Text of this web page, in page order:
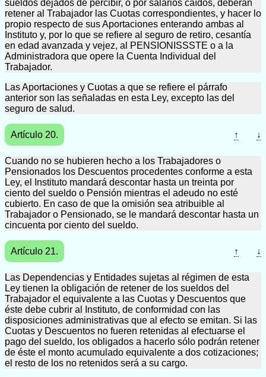
sueldos dejados de percibir, o por salarios caídos, deberán
retener al Trabajador las Cuotas correspondientes, y hacer lo
propio respecto de sus Aportaciones enterando ambas al
Instituto y, por lo que se refiere al seguro de retiro, cesantía
en edad avanzada y vejez, al PENSIONISSSTE o a la
Administradora que opere la Cuenta Individual del
Trabajador.
Las Aportaciones y Cuotas a que se refiere el párrafo
anterior son las señaladas en esta Ley, excepto las del
seguro de salud.
Artículo 20. ↑ ↓
Cuando no se hubieren hecho a los Trabajadores o
Pensionados los Descuentos procedentes conforme a esta
Ley, el Instituto mandará descontar hasta un treinta por
ciento del sueldo o Pensión mientras el adeudo no esté
cubierto. En caso de que la omisión sea atribuible al
Trabajador o Pensionado, se le mandará descontar hasta un
cincuenta por ciento del sueldo.
Artículo 21. ↑ ↓
Las Dependencias y Entidades sujetas al régimen de esta
Ley tienen la obligación de retener de los sueldos del
Trabajador el equivalente a las Cuotas y Descuentos que
éste debe cubrir al Instituto, de conformidad con las
disposiciones administrativas que al efecto se emitan. Si las
Cuotas y Descuentos no fueren retenidas al efectuarse el
pago del sueldo, los obligados a hacerlo sólo podrán retener
de éste el monto acumulado equivalente a dos cotizaciones;
el resto de los no retenidos será a su cargo.